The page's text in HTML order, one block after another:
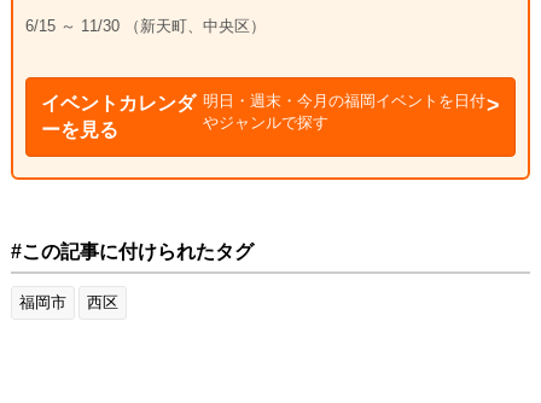
6/15 ～ 11/30 （新天町、中央区）
イベントカレンダ
ーを見る
明日・週末・今月の福岡イベントを日付
やジャンルで探す
#この記事に付けられたタグ
福岡市 西区